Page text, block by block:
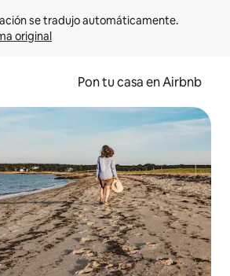
original
Pon tu casa en Airbnb